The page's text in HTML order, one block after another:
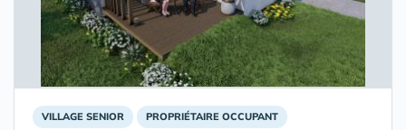
VILLAGE SENIOR PROPRIÉTAIRE OCCUPANT